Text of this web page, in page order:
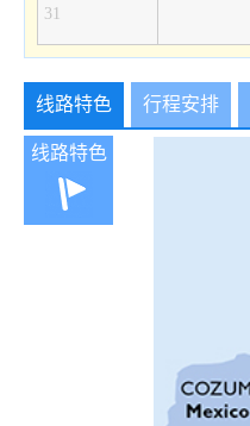
31
线路特色 行程安排
线路特色